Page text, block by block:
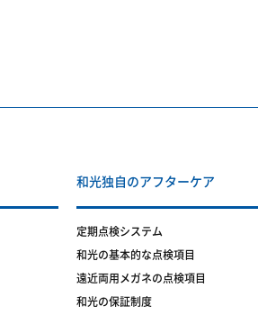
和光独自のアフターケア
定期点検システム
和光の基本的な点検項目
遠近両用メガネの点検項目
和光の保証制度